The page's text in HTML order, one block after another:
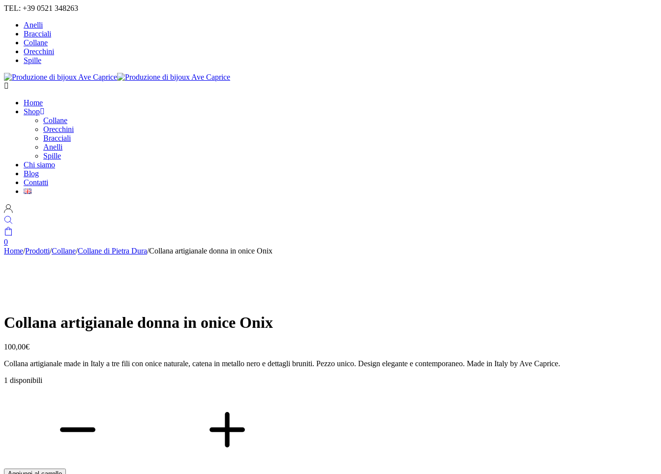
TEL: +39 0521 348263
Anelli
Bracciali
Collane
Orecchini
Spille
Home
Shop
Collane
Orecchini
Bracciali
Anelli
Spille
Chi siamo
Blog
Contatti
0
Home/Prodotti/Collane/Collane di Pietra Dura/Collana artigianale donna in onice Onix
Collana artigianale donna in onice Onix
100,00€
Collana artigianale made in Italy a tre fili con onice naturale, catena in metallo nero e dettagli bruniti. Pezzo unico. Design elegante e contemporaneo. Made in Italy by Ave Caprice.
1 disponibili